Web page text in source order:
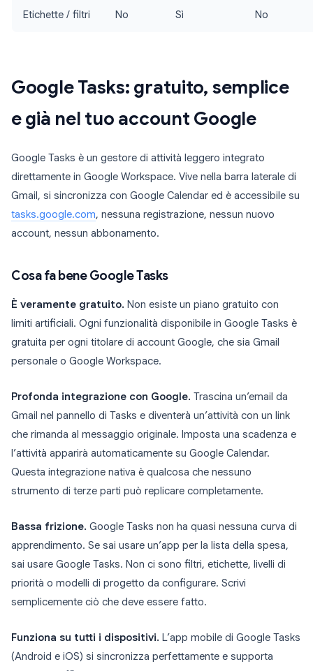
Etichette / filtri No Sì No
Google Tasks: gratuito, semplice
e già nel tuo account Google
Google Tasks è un gestore di attività leggero integrato
direttamente in Google Workspace. Vive nella barra laterale di
Gmail, si sincronizza con Google Calendar ed è accessibile su
tasks.google.com, nessuna registrazione, nessun nuovo
account, nessun abbonamento.
Cosa fa bene Google Tasks
È veramente gratuito. Non esiste un piano gratuito con
limiti artificiali. Ogni funzionalità disponibile in Google Tasks è
gratuita per ogni titolare di account Google, che sia Gmail
personale o Google Workspace.
Profonda integrazione con Google. Trascina un’email da
Gmail nel pannello di Tasks e diventerà un’attività con un link
che rimanda al messaggio originale. Imposta una scadenza e
l’attività apparirà automaticamente su Google Calendar.
Questa integrazione nativa è qualcosa che nessuno
strumento di terze parti può replicare completamente.
Bassa frizione. Google Tasks non ha quasi nessuna curva di
apprendimento. Se sai usare un’app per la lista della spesa,
sai usare Google Tasks. Non ci sono filtri, etichette, livelli di
priorità o modelli di progetto da configurare. Scrivi
semplicemente ciò che deve essere fatto.
Funziona su tutti i dispositivi. L’app mobile di Google Tasks
(Android e iOS) si sincronizza perfettamente e supporta